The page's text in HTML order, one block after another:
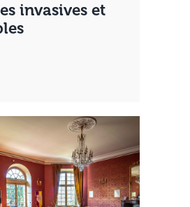
invasives et